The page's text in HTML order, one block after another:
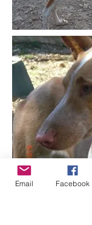
Zurück
Email Facebook